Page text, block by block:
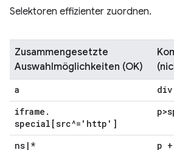
Selektoren effizienter zuordnen.
Zusammengesetzte
Auswahlmöglichkeiten (OK)
a
iframe .
special[src^='http']
ns | *
p